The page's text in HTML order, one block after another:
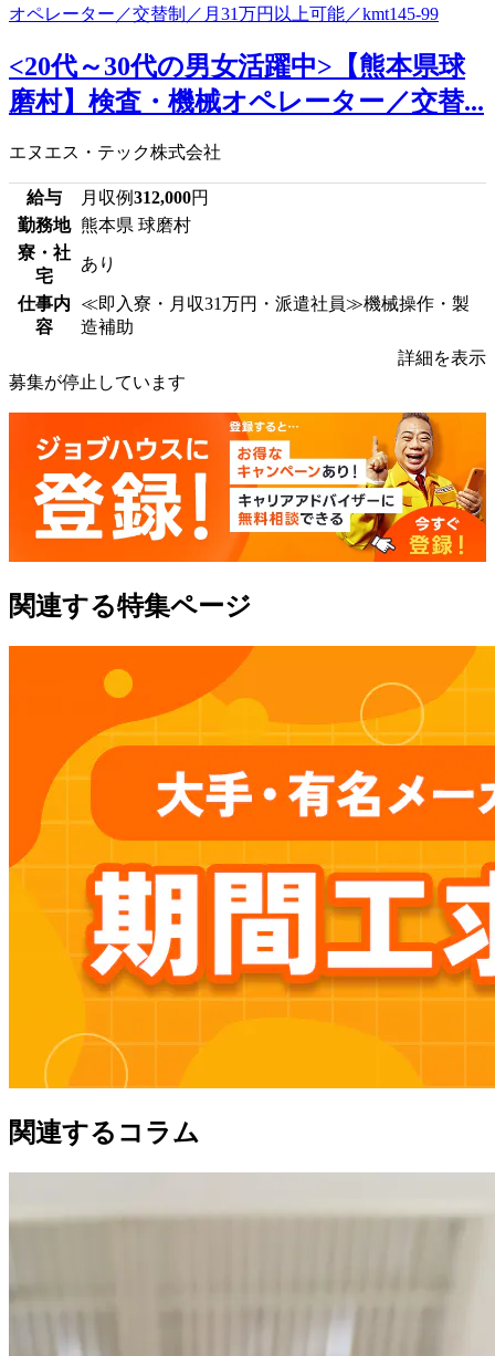
<20代～30代の男女活躍中>【熊本県球
磨村】検査・機械オペレーター／交替...
エヌエス・テック株式会社
給与 月収例312,000円
勤務地 熊本県 球磨村
寮・社
宅
あり
仕事内
容
≪即入寮・月収31万円・派遣社員≫機械操作・製
造補助
詳細を表示
募集が停止しています
関連する特集ページ
関連するコラム